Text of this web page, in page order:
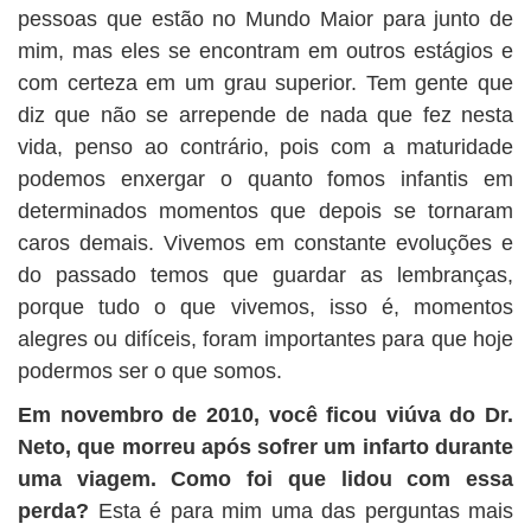
pessoas que estão no Mundo Maior para junto de
mim, mas eles se encontram em outros estágios e
com certeza em um grau superior. Tem gente que
diz que não se arrepende de nada que fez nesta
vida, penso ao contrário, pois com a maturidade
podemos enxergar o quanto fomos infantis em
determinados momentos que depois se tornaram
caros demais. Vivemos em constante evoluções e
do passado temos que guardar as lembranças,
porque tudo o que vivemos, isso é, momentos
alegres ou difíceis, foram importantes para que hoje
podermos ser o que somos.
Em novembro de 2010, você ficou viúva do Dr.
Neto, que morreu após sofrer um infarto durante
uma viagem. Como foi que lidou com essa
perda? Esta é para mim uma das perguntas mais